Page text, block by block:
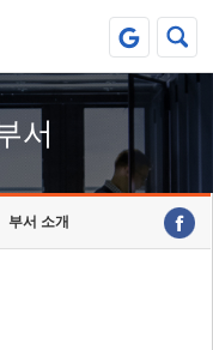
서
부서 소개